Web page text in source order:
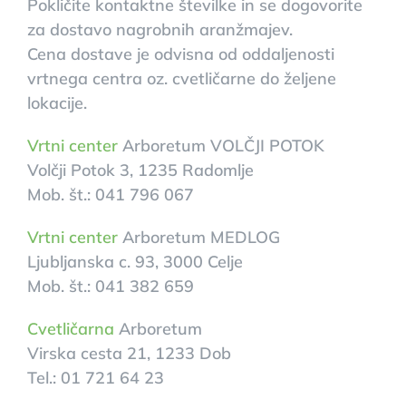
Pokličite kontaktne številke in se dogovorite
za dostavo nagrobnih aranžmajev.
Cena dostave je odvisna od oddaljenosti
vrtnega centra oz. cvetličarne do željene
lokacije.
Vrtni center Arboretum VOLČJI POTOK
Volčji Potok 3, 1235 Radomlje
Mob. št.: 041 796 067
Vrtni center Arboretum MEDLOG
Ljubljanska c. 93, 3000 Celje
Mob. št.: 041 382 659
Cvetličarna Arboretum
Virska cesta 21, 1233 Dob
Tel.: 01 721 64 23